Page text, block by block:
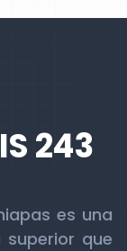
243
es una
que